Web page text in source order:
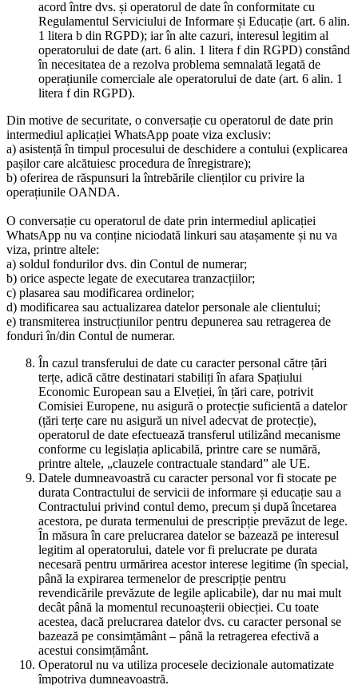
acord între dvs. și operatorul de date în conformitate cu
Regulamentul Serviciului de Informare și Educație (art. 6 alin.
1 litera b din RGPD); iar în alte cazuri, interesul legitim al
operatorului de date (art. 6 alin. 1 litera f din RGPD) constând
în necesitatea de a rezolva problema semnalată legată de
operațiunile comerciale ale operatorului de date (art. 6 alin. 1
litera f din RGPD).
Din motive de securitate, o conversație cu operatorul de date prin
intermediul aplicației WhatsApp poate viza exclusiv:
a) asistență în timpul procesului de deschidere a contului (explicarea
pașilor care alcătuiesc procedura de înregistrare);
b) oferirea de răspunsuri la întrebările clienților cu privire la
operațiunile OANDA.
O conversație cu operatorul de date prin intermediul aplicației
WhatsApp nu va conține niciodată linkuri sau atașamente și nu va
viza, printre altele:
a) soldul fondurilor dvs. din Contul de numerar;
b) orice aspecte legate de executarea tranzacțiilor;
c) plasarea sau modificarea ordinelor;
d) modificarea sau actualizarea datelor personale ale clientului;
e) transmiterea instrucțiunilor pentru depunerea sau retragerea de
fonduri în/din Contul de numerar.
În cazul transferului de date cu caracter personal către țări
terțe, adică către destinatari stabiliți în afara Spațiului
Economic European sau a Elveției, în țări care, potrivit
Comisiei Europene, nu asigură o protecție suficientă a datelor
(țări terțe care nu asigură un nivel adecvat de protecție),
operatorul de date efectuează transferul utilizând mecanisme
conforme cu legislația aplicabilă, printre care se numără,
printre altele, „clauzele contractuale standard” ale UE.
Datele dumneavoastră cu caracter personal vor fi stocate pe
durata Contractului de servicii de informare și educație sau a
Contractului privind contul demo, precum și după încetarea
acestora, pe durata termenului de prescripție prevăzut de lege.
În măsura în care prelucrarea datelor se bazează pe interesul
legitim al operatorului, datele vor fi prelucrate pe durata
necesară pentru urmărirea acestor interese legitime (în special,
până la expirarea termenelor de prescripție pentru
revendicările prevăzute de legile aplicabile), dar nu mai mult
decât până la momentul recunoașterii obiecției. Cu toate
acestea, dacă prelucrarea datelor dvs. cu caracter personal se
bazează pe consimțământ – până la retragerea efectivă a
acestui consimțământ.
Operatorul nu va utiliza procesele decizionale automatizate
împotriva dumneavoastră.